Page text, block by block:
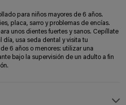
para niños mayores de 6 años.
placa, sarro y problemas de encías.
unos dientes fuertes y sanos. Cepíllate
día, usa seda dental y visita tu
6 años o menores: utilizar una
bajo la supervisión de un adulto a fin